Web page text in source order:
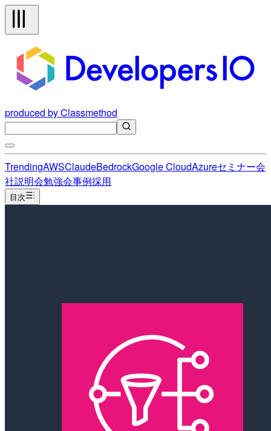
produced by Classmethod
TrendingAWSClaudeBedrockGoogle CloudAzureセミナー会
社説明会勉強会事例採用
目次